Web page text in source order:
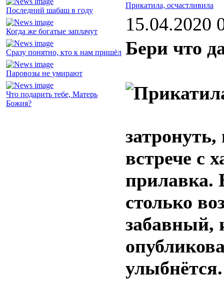
Последний шабаш в году
Когда же богатые заплачут
Сразу понятно, кто к нам пришёл
Паровозы не умирают
Что подарить тебе, Матерь
Божия?
Прикатила, осчастливила
15.04.2020
Бери что
встрече с
прилавка.
столько
забавный,
улыбнётся.